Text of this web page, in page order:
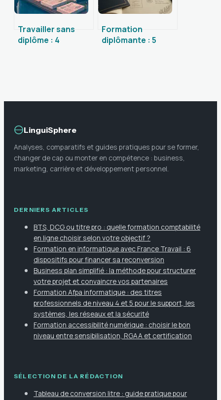
Travailler sans
diplôme : 4
Formation
diplômante : 5
LinguiSphere
Analyses, comparatifs et guides pratiques pour se former,
changer de cap ou monter en compétence : business,
marketing, carrière et développement personnel.
DERNIERS ARTICLES
BTS, DCG ou titre pro : quelle formation comptabilité
en ligne choisir selon votre objectif ?
Formation en informatique avec France Travail : 6
dispositifs pour financer sa reconversion
Business plan simplifié : la méthode pour structurer
votre projet et convaincre vos partenaires
Formation Afpa informatique : des titres
professionnels de niveau 4 et 5 pour le support, les
systèmes, les réseaux et la sécurité
Formation accessibilité numérique : choisir le bon
niveau entre sensibilisation, RGAA et certification
SÉLECTION DE LA RÉDACTION
Tableau de conversion litre : guide pratique pour